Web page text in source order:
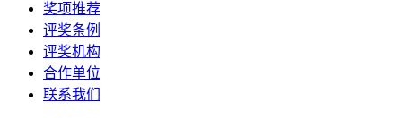
奖项推荐
评奖条例
评奖机构
合作单位
联系我们